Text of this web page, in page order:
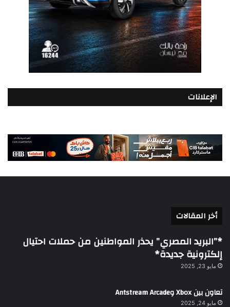
الإعلانات
أخر المقالات
*”البريد المصري” يحذر المواطنين من حملات احتيال
إلكترونية جديدة*
مايو 23, 2025
تعاون بين Xbox وAntstream Arcade
مايو 24, 2025